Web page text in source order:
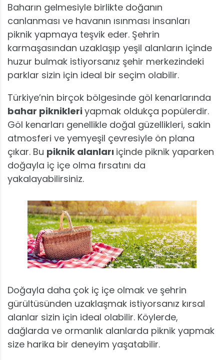
Baharın gelmesiyle birlikte doğanın
canlanması ve havanın ısınması insanları
piknik yapmaya teşvik eder. Şehrin
karmaşasından uzaklaşıp yeşil alanların içinde
huzur bulmak istiyorsanız şehir merkezindeki
parklar sizin için ideal bir seçim olabilir.
Türkiye’nin birçok bölgesinde göl kenarlarında
bahar piknikleriyapmak oldukça popülerdir.
Göl kenarları genellikle doğal güzellikleri, sakin
atmosferi ve yemyeşil çevresiyle ön plana
çıkar. Bu piknik alanları içinde piknik yaparken
doğayla iç içe olma fırsatını da
yakalayabilirsiniz.
Doğayla daha çok iç içe olmak ve şehrin
gürültüsünden uzaklaşmak istiyorsanız kırsal
alanlar sizin için ideal olabilir. Köylerde,
dağlarda ve ormanlık alanlarda piknik yapmak
size harika bir deneyim yaşatabilir.